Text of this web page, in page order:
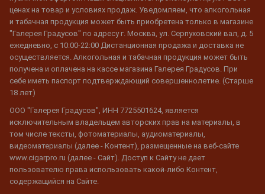
ценах на товар и условиях продаж. Уведомляем, что алкогольная
и табачная продукция может быть приобретена только в магазине
"Галерея Градусов" по адресу г. Москва, ул. Серпуховский вал, д. 5
ежедневно, с 10:00-22:00 Дистанционная продажа и доставка не
осуществляется. Алкогольная и табачная продукция может быть
получена и оплачена на кассе магазина Галерея Градусов. При
себе иметь паспорт подтверждающий совершеннолетие. (Старше
18 лет)
ООО "Галерея Градусов", ИНН 7725501624, является
исключительным владельцем авторских прав на материалы, в
том числе тексты, фотоматериалы, аудиоматериалы,
видеоматериалы (далее - Контент), размещенные на веб-сайте
www.cigarpro.ru (далее - Сайт). Доступ к Сайту не дает
пользователю права использовать какой-либо Контент,
содержащийся на Сайте.